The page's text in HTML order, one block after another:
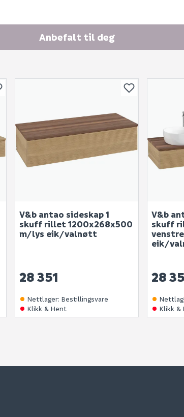
Anbefalt til deg
V&b antao sideskap 1
skuff rillet 1200x268x500
m/lys eik/valnøtt
28 351
Nettlager:Bestillingsvare
Klikk & Hent
V&b
skuff
eik/
28
Klikk &